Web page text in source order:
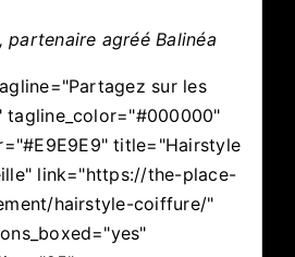
partenaire agréé Balinéa
sur les
tagline_color="#000000"
title="Hairstyle
link="https://the-place-
hairstyle-coiffure/"